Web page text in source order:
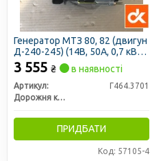
Генератор МТЗ 80, 82 (двигун
Д-240-245) (14В, 50А, 0,7 кВт)
(Г700.04.1) <ДК>
3 555 ₴ в наявності
Артикул:
Г464.3701
Дорожня карта
ПРИДБАТИ
Код: 57105-4